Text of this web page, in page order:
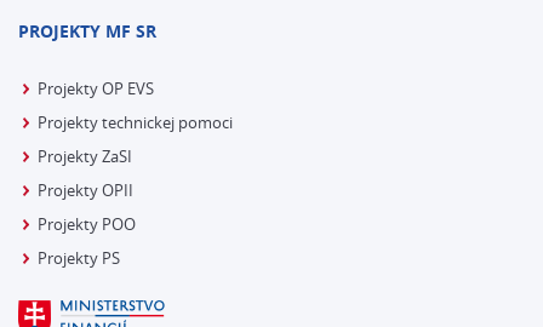
PROJEKTY MF SR
Projekty OP EVS
Projekty technickej pomoci
Projekty ZaSI
Projekty OPII
Projekty POO
Projekty PS